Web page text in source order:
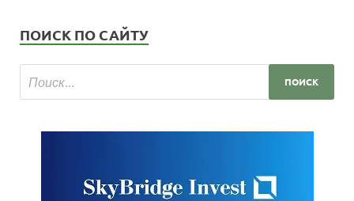
ПОИСК ПО САЙТУ